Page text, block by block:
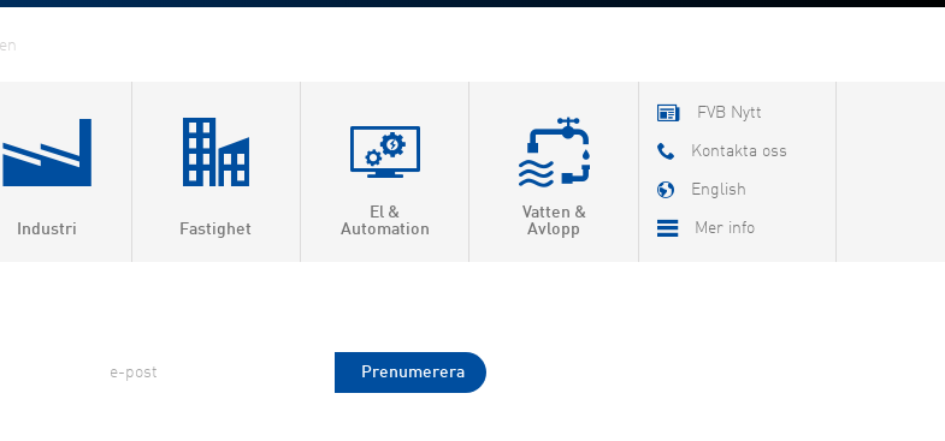
Industri Fastighet
El &
Automation
Vatten &
Avlopp
FVB Nytt
Kontakta oss
English
Mer info